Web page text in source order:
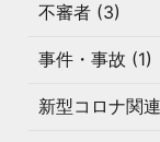
不審者 (3)
事件・事故 (1)
新型コロナ関